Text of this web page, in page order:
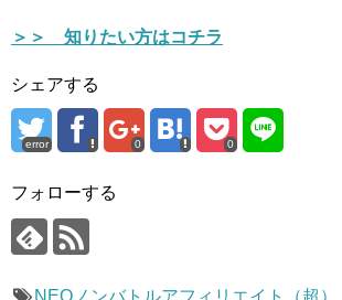
＞＞ 知りたい方はコチラ
シェアする
error 0 0
フォローする
NEOノンバトルアフィリエイト（超）